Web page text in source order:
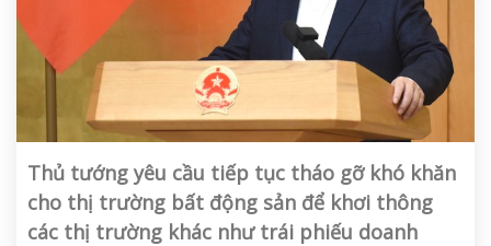
Thủ tướng yêu cầu tiếp tục tháo gỡ khó khăn
cho thị trường bất động sản để khơi thông
các thị trường khác như trái phiếu doanh